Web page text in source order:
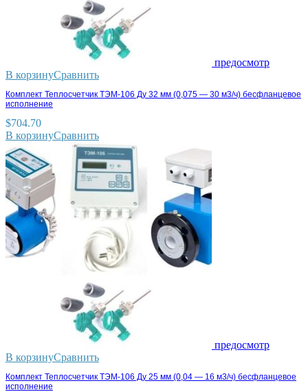
предосмотр
В корзинуСравнить
Комплект Теплосчетчик ТЭМ-106 Ду 32 мм (0,075 — 30 м3/ч) бесфланцевое
исполнение
$704.70
В корзинуСравнить
предосмотр
В корзинуСравнить
Комплект Теплосчетчик ТЭМ-106 Ду 25 мм (0,04 — 16 м3/ч) бесфланцевое
исполнение